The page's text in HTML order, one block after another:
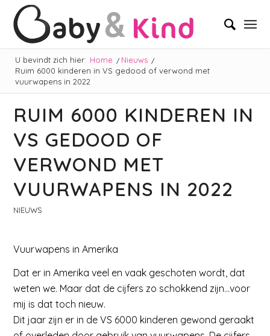
U bevindt zich hier: Home / Nieuws /
Ruim 6000 kinderen in VS gedood of verwond met
vuurwapens in 2022
RUIM 6000 KINDEREN IN
VS GEDOOD OF
VERWOND MET
VUURWAPENS IN 2022
NIEUWS
Vuurwapens in Amerika
Dat er in Amerika veel en vaak geschoten wordt, dat
weten we. Maar dat de cijfers zo schokkend zijn…voor
mij is dat toch nieuw.
Dit jaar zijn er in de VS 6000 kinderen gewond geraakt